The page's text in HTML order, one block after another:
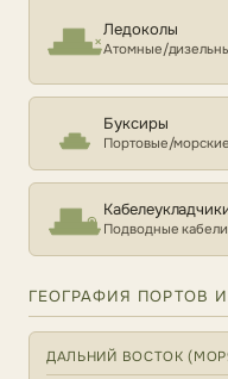
Ледоколы
Атомные/
Буксиры
Портовые/морские
Подводные кабели
ГЕОГРАФИЯ ПОРТОВ
ДАЛЬНИЙ ВОСТОК